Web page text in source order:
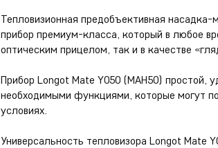
Тепловизионная предобъективная
прибор премиум-класса, который в любое
оптическим прицелом, так и в качестве
Прибор Longot Mate Y050 (MAH50)
необходимыми функциями, которые могут
условиях.
Универсальность тепловизора Longot Mate